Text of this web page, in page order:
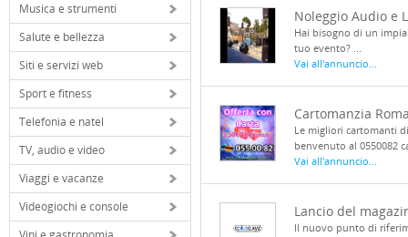
Musica e strumenti
Salute e bellezza
Siti e servizi web
Sport e fitness
Telefonia e natel
TV, audio e video
Viaggi e vacanze
Videogiochi e console
Noleggio Audio e
Hai bisogno di un
tuo evento? ...
Vai all'annuncio...
Cartomanzia
Le migliori cartomanti
benvenuto al 0550082
Vai all'annuncio...
Lancio del
Il nuovo punto di